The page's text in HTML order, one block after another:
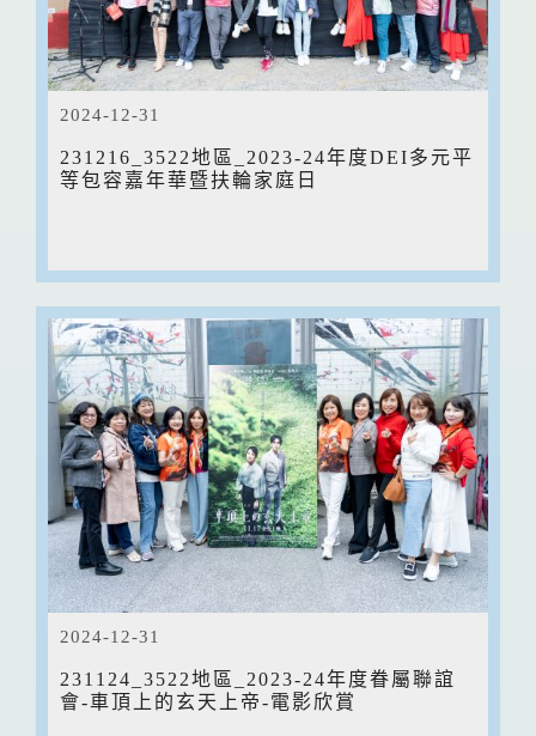
2024-12-31
231216_3522地區_2023-24年度DEI多元平
等包容嘉年華暨扶輪家庭日
2024-12-31
231124_3522地區_2023-24年度眷屬聯誼
會-車頂上的玄天上帝-電影欣賞